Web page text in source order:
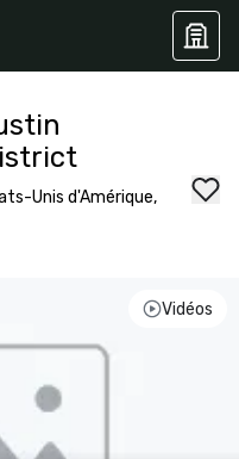
Unis d'Amérique,
Vidéos